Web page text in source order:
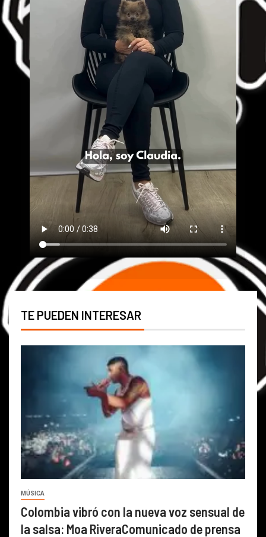
TE PUEDEN INTERESAR
MÚSICA
Colombia vibró con la nueva voz sensual de
la salsa: Moa RiveraComunicado de prensa